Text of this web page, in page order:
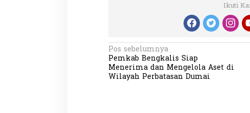
Ikuti
N
a
v
Pos sebelumnya
Pemkab Bengkalis Siap
Menerima dan Mengelola Aset di
Wilayah Perbatasan Dumai